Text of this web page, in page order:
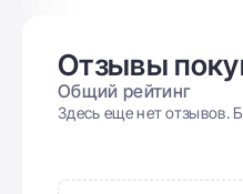
Отзывы
Общий рейтинг
Здесь еще нет отзывов.